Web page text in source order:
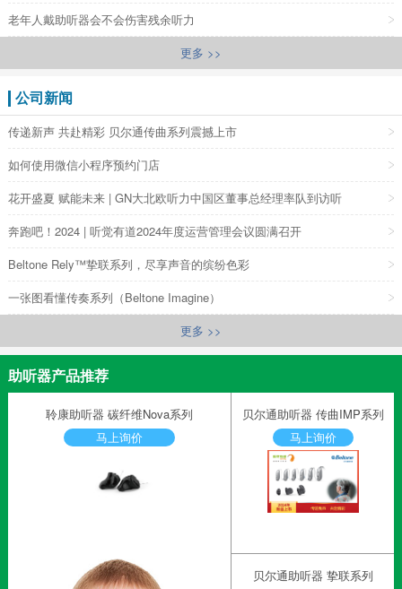
老年人戴助听器会不会伤害残余听力
更多 >>
公司新闻
传递新声 共赴精彩 贝尔通传曲系列震撼上市
如何使用微信小程序预约门店
花开盛夏 赋能未来 | GN大北欧听力中国区董事总经理率队到访听
奔跑吧！2024 | 听觉有道2024年度运营管理会议圆满召开
Beltone Rely™挚联系列，尽享声音的缤纷色彩
一张图看懂传奏系列（Beltone Imagine）
更多 >>
助听器产品推荐
聆康助听器 碳纤维Nova系列
马上询价
贝尔通助听器 传曲IMP系列
马上询价
贝尔通助听器 挚联系列